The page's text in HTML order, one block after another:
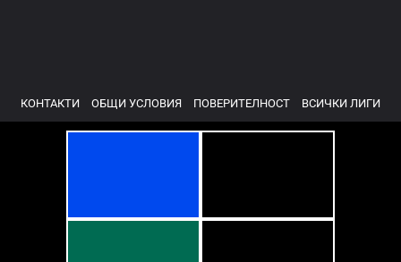
КОНТАКТИ ОБЩИ УСЛОВИЯ ПОВЕРИТЕЛНОСТ ВСИЧКИ ЛИГИ